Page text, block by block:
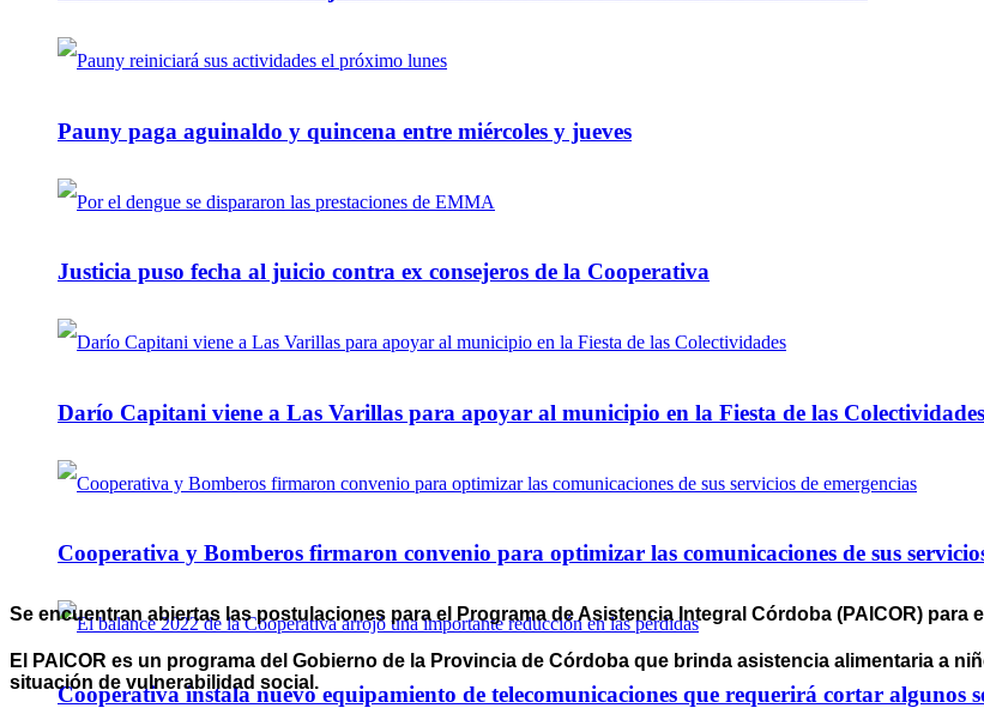
Pauny paga aguinaldo y quincena entre miércoles y jueves
Justicia puso fecha al juicio contra ex consejeros de la Cooperativa
Darío Capitani viene a Las Varillas para apoyar al municipio en la Fiesta de las Colectividades
Cooperativa y Bomberos firmaron convenio para optimizar las comunicaciones de sus
Cooperativa instala nuevo equipamiento de telecomunicaciones que requerirá cortar algunos
Se encuentran abiertas las postulaciones para el Programa de Asistencia Integral Córdoba (PAICOR) para
El PAICOR es un programa del Gobierno de la Provincia de Córdoba que brinda asistencia alimentaria a
situación de vulnerabilidad social.